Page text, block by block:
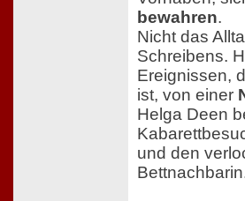
bewahren.
Nicht das
Schreibens.
Ereignissen,
ist, von einer
Helga Deen
und den